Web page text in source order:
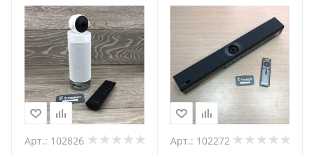
Арт.: 102826 Арт.: 102272